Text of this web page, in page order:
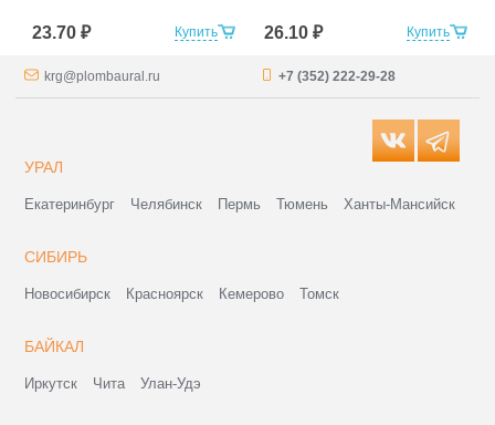
Купить
23.70 ₽ Купить
26.10 ₽
krg@plombaural.ru +7 (352) 222-29-28
УРАЛ
Екатеринбург Челябинск Пермь Тюмень Ханты-Мансийск
СИБИРЬ
Новосибирск Красноярск Кемерово Томск
БАЙКАЛ
Иркутск Чита Улан-Удэ